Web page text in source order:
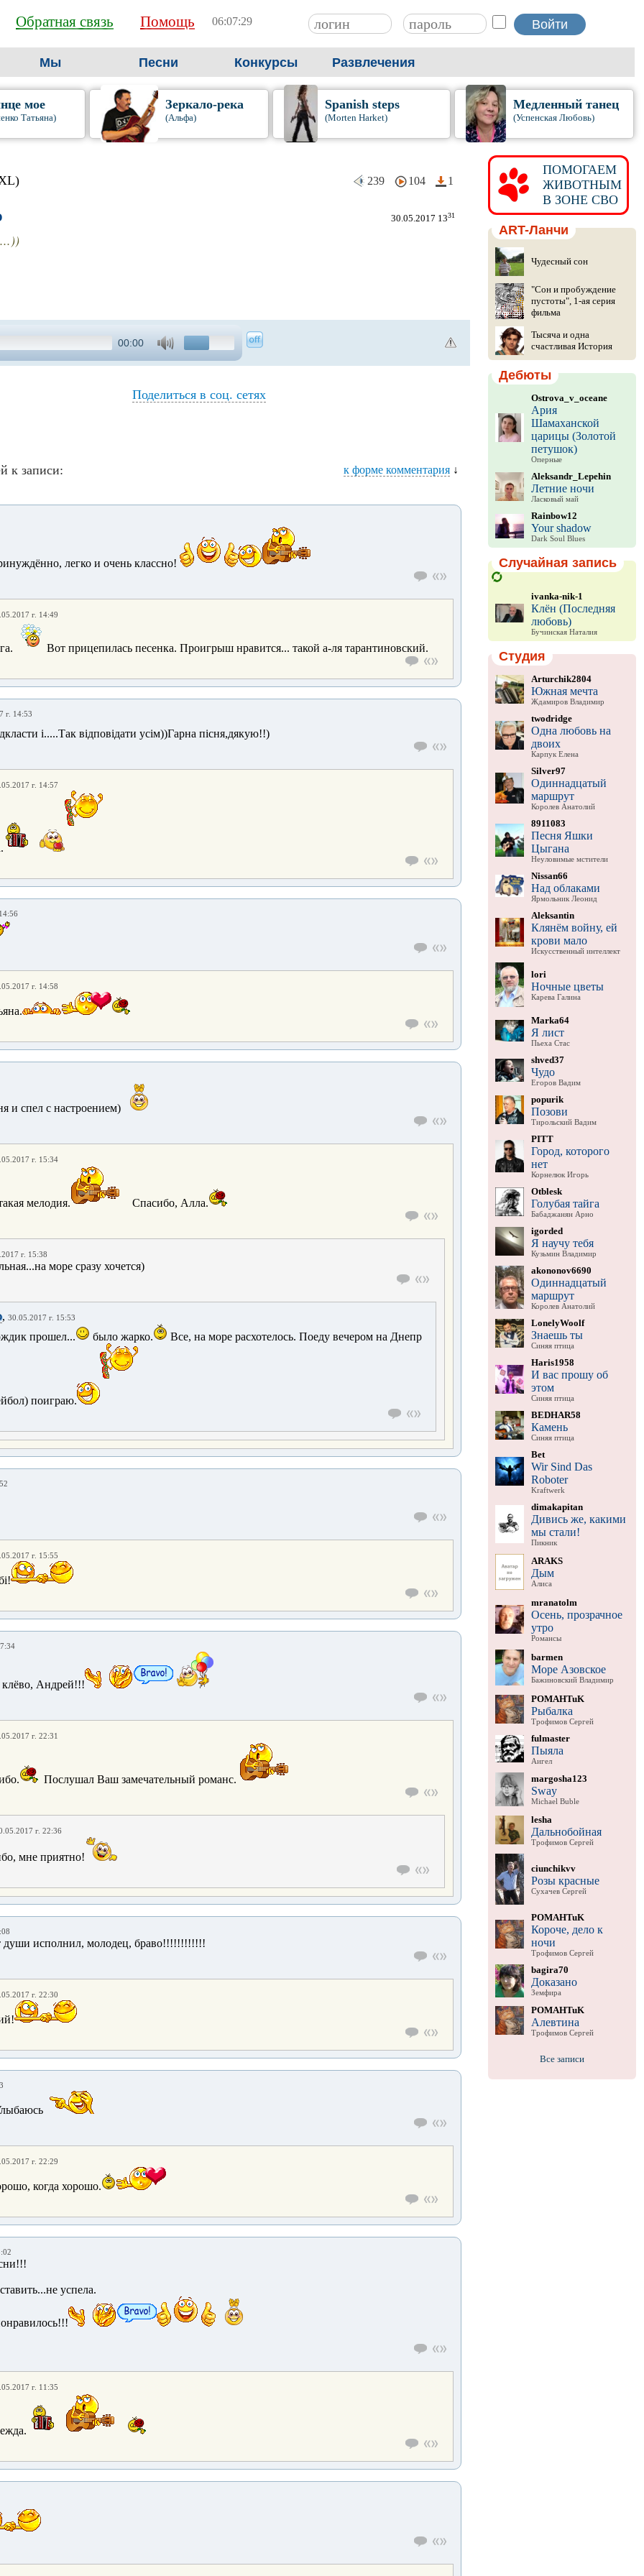
Обратная связь Помощь 06:07:30
Мы Песни Конкурсы Развлечения
мое
Татьяна)
Зеркало-река
(Альфа)
Spanish steps
(Morten Harket)
Медленный танец
(Успенская Любовь)
239 104 1
30.05.2017 1331
00:00
Поделиться в соц. сетях
к записи: к форме комментария ↓
легко и очень классно!
г. 14:49
Вот прицепилась песенка. Проигрыш нравится... такой а-ля тарантиновский.
г. 14:53
i.....Так вiдповiдати усiм))Гарна пiсня,дякую!!)
г. 14:57
г. 14:58
и спел с настроением)
г. 15:34
мелодия. Спасибо, Алла.
г. 15:38
море сразу хочется)
, 30.05.2017 г. 15:53
прошел... было жарко. Все, на море расхотелось. Поеду вечером на Днепр
поиграю.
г. 15:55
Андрей!!!
г. 22:31
Послушал Ваш замечательный романс.
г. 22:36
мне приятно!
души исполнил, молодец, браво!!!!!!!!!!!!
г. 22:30
г. 22:29
когда хорошо.
успела.
г. 11:35
ПОМОГАЕМ
ЖИВОТНЫМ
В ЗОНЕ СВО
ART-Ланчи
Чудесный сон
"Сон и пробуждение
пустоты", 1-ая серия
фильма
Тысяча и одна
счастливая История
Дебюты
Ostrova_v_oceane
Ария
Шамаханской
царицы (Золотой
петушок)
Оперные
Aleksandr_Lepehin
Летние ночи
Ласковый май
Rainbow12
Your shadow
Dark Soul Blues
Случайная запись
ivanka-nik-1
Клён (Последняя
любовь)
Бучинская Наталия
Студия
Arturchik2804
Южная мечта
Ждамиров Владимир
twodridge
Одна любовь на
двоих
Карпук Елена
Silver97
Одиннадцатый
маршрут
Королев Анатолий
8911083
Песня Яшки
Цыгана
Неуловимые мстители
Nissan66
Над облаками
Ярмольник Леонид
Aleksantin
Клянём войну, ей
крови мало
Искусственный интеллект
lori
Ночные цветы
Карева Галина
Marka64
Я лист
Пьеха Стас
shved37
Чудо
Егоров Вадим
popurik
Позови
Тирольский Вадим
PITT
Город, которого
нет
Корнелюк Игорь
Otblesk
Голубая тайга
Бабаджанян Арно
igorded
Я научу тебя
Кузьмин Владимир
akononov6690
Одиннадцатый
маршрут
Королев Анатолий
LonelyWoolf
Знаешь ты
Синяя птица
Haris1958
И вас прошу об
этом
Синяя птица
BEDHAR58
Камень
Синяя птица
Bet
Wir Sind Das
Roboter
Kraftwerk
dimakapitan
Дивись же, какими
мы стали!
Пикник
ARAKS
Дым
Алиса
mranatolm
Осень, прозрачное
утро
Романсы
barmen
Море Азовское
Бажиновский Владимир
POMAHTuK
Рыбалка
Трофимов Сергей
fulmaster
Пыяла
Аигел
margosha123
Sway
Michael Buble
lesha
Дальнобойная
Трофимов Сергей
ciunchikvv
Розы красные
Сухачев Сергей
POMAHTuK
Короче, дело к
ночи
Трофимов Сергей
bagira70
Доказано
Земфира
POMAHTuK
Алевтина
Трофимов Сергей
Все записи